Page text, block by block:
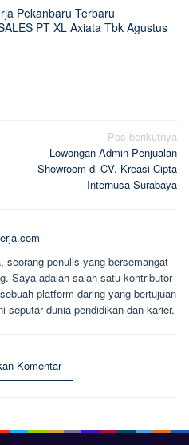
Pekanbaru Terbaru
PT XL Axiata Tbk Agustus
Pos berikutnya
Lowongan Admin Penjualan
Showroom di CV. Kreasi Cipta
Internusa Surabaya
seorang penulis yang bersemangat
Saya adalah salah satu kontributor
platform daring yang bertujuan
seputar dunia pendidikan dan karier.
Komentar